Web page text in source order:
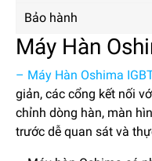
Bảo hành
Máy Hàn
– Máy Hàn Oshima
giản, các cổng kết nối
chỉnh dòng hàn, màn
trước dễ quan sát và